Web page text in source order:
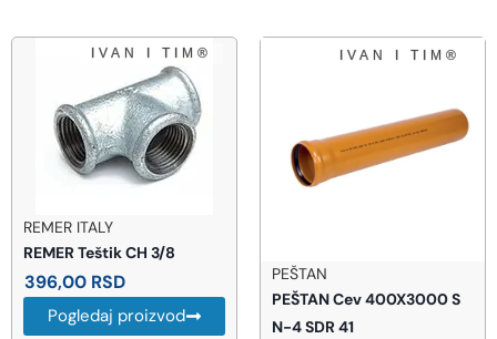
REMER ITALY
REMER Teštik CH 3/8
396,00 RSD
Pogledaj proizvod
PEŠTAN
PEŠTAN Cev 400X3000 S
N-4 SDR 41